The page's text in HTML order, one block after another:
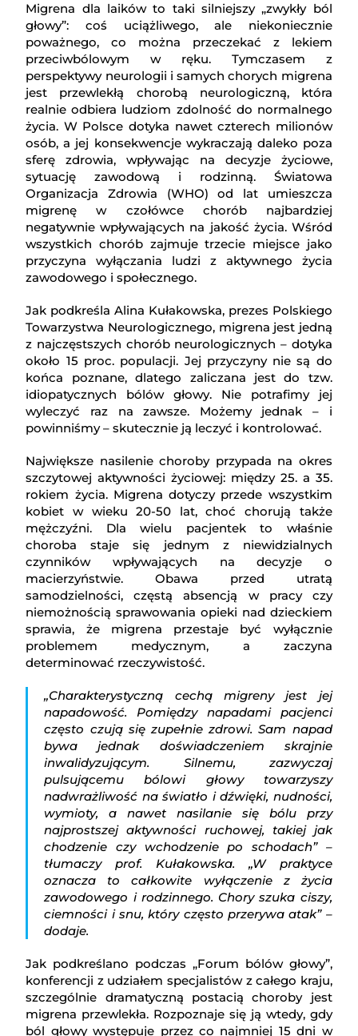
Migrena dla laików to taki silniejszy „zwykły ból
głowy”: coś uciążliwego, ale niekoniecznie
poważnego, co można przeczekać z lekiem
przeciwbólowym w ręku. Tymczasem z
perspektywy neurologii i samych chorych migrena
jest przewlekłą chorobą neurologiczną, która
realnie odbiera ludziom zdolność do normalnego
życia. W Polsce dotyka nawet czterech milionów
osób, a jej konsekwencje wykraczają daleko poza
sferę zdrowia, wpływając na decyzje życiowe,
sytuację zawodową i rodzinną. Światowa
Organizacja Zdrowia (WHO) od lat umieszcza
migrenę w czołówce chorób najbardziej
negatywnie wpływających na jakość życia. Wśród
wszystkich chorób zajmuje trzecie miejsce jako
przyczyna wyłączania ludzi z aktywnego życia
zawodowego i społecznego.
Jak podkreśla Alina Kułakowska, prezes Polskiego
Towarzystwa Neurologicznego, migrena jest jedną
z najczęstszych chorób neurologicznych – dotyka
około 15 proc. populacji. Jej przyczyny nie są do
końca poznane, dlatego zaliczana jest do tzw.
idiopatycznych bólów głowy. Nie potrafimy jej
wyleczyć raz na zawsze. Możemy jednak – i
powinniśmy – skutecznie ją leczyć i kontrolować.
Największe nasilenie choroby przypada na okres
szczytowej aktywności życiowej: między 25. a 35.
rokiem życia. Migrena dotyczy przede wszystkim
kobiet w wieku 20-50 lat, choć chorują także
mężczyźni. Dla wielu pacjentek to właśnie
choroba staje się jednym z niewidzialnych
czynników wpływających na decyzje o
macierzyństwie. Obawa przed utratą
samodzielności, częstą absencją w pracy czy
niemożnością sprawowania opieki nad dzieckiem
sprawia, że migrena przestaje być wyłącznie
problemem medycznym, a zaczyna
determinować rzeczywistość.
„Charakterystyczną cechą migreny jest jej
napadowość. Pomiędzy napadami pacjenci
często czują się zupełnie zdrowi. Sam napad
bywa jednak doświadczeniem skrajnie
inwalidyzującym. Silnemu, zazwyczaj
pulsującemu bólowi głowy towarzyszy
nadwrażliwość na światło i dźwięki, nudności,
wymioty, a nawet nasilanie się bólu przy
najprostszej aktywności ruchowej, takiej jak
chodzenie czy wchodzenie po schodach” –
tłumaczy prof. Kułakowska. „W praktyce
oznacza to całkowite wyłączenie z życia
zawodowego i rodzinnego. Chory szuka ciszy,
ciemności i snu, który często przerywa atak” –
dodaje.
Jak podkreślano podczas „Forum bólów głowy”,
konferencji z udziałem specjalistów z całego kraju,
szczególnie dramatyczną postacią choroby jest
migrena przewlekła. Rozpoznaje się ją wtedy, gdy
ból głowy występuje przez co najmniej 15 dni w